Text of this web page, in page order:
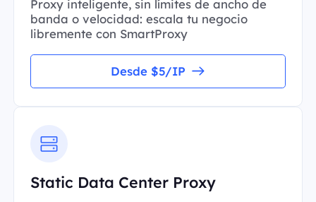
Proxy inteligente, sin límites de ancho de
banda o velocidad: escala tu negocio
libremente con SmartProxy
Desde $5/IP
Static Data Center Proxy